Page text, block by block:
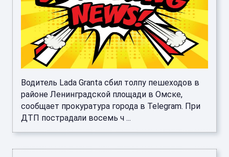
Водитель Lada Granta сбил толпу пешеходов в
районе Ленинградской площади в Омске,
сообщает прокуратура города в Telegram. При
ДТП пострадали восемь ч ...